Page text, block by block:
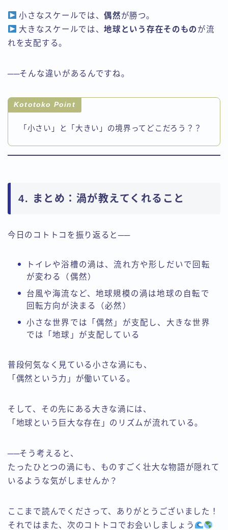
小さなスケールでは、偶然が勝つ。
大きなスケールでは、地球という存在そのものが流
れを支配する。
──そんな違いがあるんですね。
Kototoko Point
「小さい」と「大きい」の境界ってどこだろう？？
4. まとめ：渦が教えてくれること
今日のコトトコを振り返ると──
トイレや浴槽の渦は、流れ方や形しだいで回転
が変わる（偶然）
台風や海流など、地球規模の渦は地球の自転で
回転方向が決まる（必然）
小さな世界では「偶然」が支配し、大きな世界
では「地球」が支配している
普段何気なく見ている小さな渦にも、
「偶然という力」が働いている。
そして、その先にある大きな渦には、
「地球という巨大な存在」のリズムが流れている。
──そう考えると、
たったひとつの渦にも、ものすごく壮大な物語が隠れて
いるような気がしませんか？
ここまで読んでくださって、ありがとうございました！
それではまた、次のコトトコでお会いしましょう